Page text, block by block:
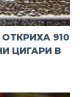
910
ЦИГАРИ В